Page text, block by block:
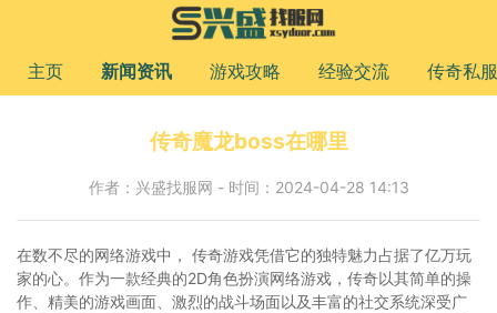
主页 新闻资讯 游戏攻略 经验交流 传奇私服
传奇魔龙boss在哪里
作者：兴盛找服网 - 时间：2024-04-28 14:13
在数不尽的网络游戏中， 传奇游戏凭借它的独特魅力占据了亿万玩
家的心。作为一款经典的2D角色扮演网络游戏，传奇以其简单的操
作、精美的游戏画面、激烈的战斗场面以及丰富的社交系统深受广